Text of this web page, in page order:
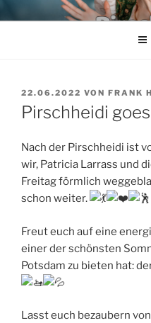
Inhalt
AUS
SHOW
Wir leben den Schlager
VERÖFFENTLICHT
AM
22.06.2022 VON FRANK
Pirschheidi
Nach der Pirschheidi ist
wir, Patricia Larrass und
Freitag förmlich
schon weiter.
Freut euch auf eine
einer der schönsten
Potsdam zu bieten hat:
Lasst euch bezaubern